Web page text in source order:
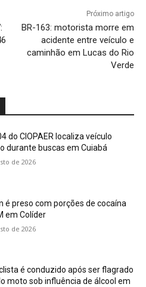
Próximo artigo
BR-163: motorista morre em
acidente entre veículo e
caminhão em Lucas do Rio
Verde
do CIOPAER localiza veículo
durante buscas em Cuiabá
de 2026
é preso com porções de cocaína
em Colíder
de 2026
é conduzido após ser flagrado
moto sob influência de álcool em